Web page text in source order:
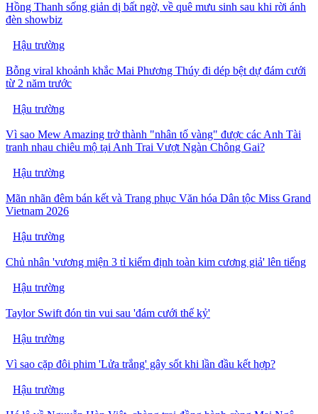
Hồng Thanh sống giản dị bất ngờ, về quê mưu sinh sau khi rời ánh
đèn showbiz
Hậu trường
Bỗng viral khoảnh khắc Mai Phương Thúy đi dép bệt dự đám cưới
từ 2 năm trước
Hậu trường
Vì sao Mew Amazing trở thành "nhân tố vàng" được các Anh Tài
tranh nhau chiêu mộ tại Anh Trai Vượt Ngàn Chông Gai?
Hậu trường
Mãn nhãn đêm bán kết và Trang phục Văn hóa Dân tộc Miss Grand
Vietnam 2026
Hậu trường
Chủ nhân 'vương miện 3 tỉ kiểm định toàn kim cương giả' lên tiếng
Hậu trường
Taylor Swift đón tin vui sau 'đám cưới thế kỷ'
Hậu trường
Vì sao cặp đôi phim 'Lửa trắng' gây sốt khi lần đầu kết hợp?
Hậu trường